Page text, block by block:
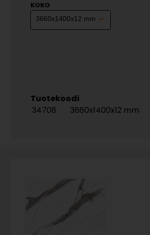
KOKO
Tuotekoodi
34708
3660x1400x12 mm